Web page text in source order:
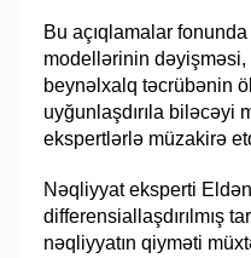
Bu açıqlamalar
modellərinin
beynəlxalq təcrübənin
uyğunlaşdırıla biləcəyi
ekspertlərlə müzakirə
Nəqliyyat eksperti
differensiallaşdırılmış
nəqliyyatın qiyməti